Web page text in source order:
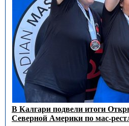
В Калгари подвели итоги
Северной Америки по мас-